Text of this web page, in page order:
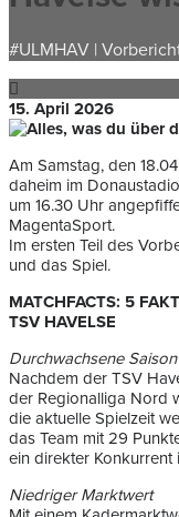
#ULMHAV |
15. April 2026
Am Samstag, den
daheim im
um 16.30 Uhr
MagentaSport.
Im ersten Teil des
und das Spiel.
MATCHFACTS: 5
TSV HAVELSE
Durchwachsene Saison
Nachdem der TSV
der Regionalliga Nord
die aktuelle Spielzeit
das Team mit 29
ein direkter Konkurrent
Niedriger Marktwert